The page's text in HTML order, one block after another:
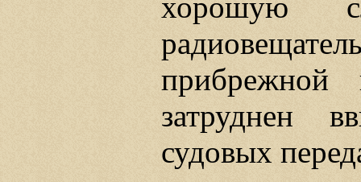
прибрежной
затруднен
судовых